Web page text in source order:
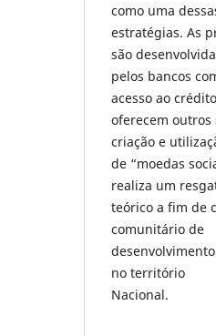
como uma
estratégias. As
são
pelos bancos
acesso ao
oferecem outros
criação e
de “moedas
realiza um
teórico a fim de
comunitário de
no território
Nacional.